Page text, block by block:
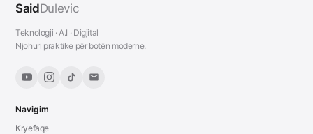
SaidDulevic
Teknologji · A.I · Digjital
Njohuri praktike për botën moderne.
Navigim
Kryefaqe